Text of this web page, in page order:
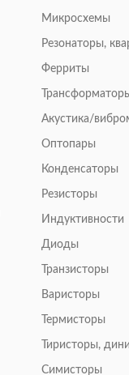
Микросхемы
Резонаторы,
Ферриты
Акустика/
Оптопары
Конденсаторы
Резисторы
Индуктивности
Диоды
Транзисторы
Варисторы
Термисторы
Тиристоры,
Симисторы